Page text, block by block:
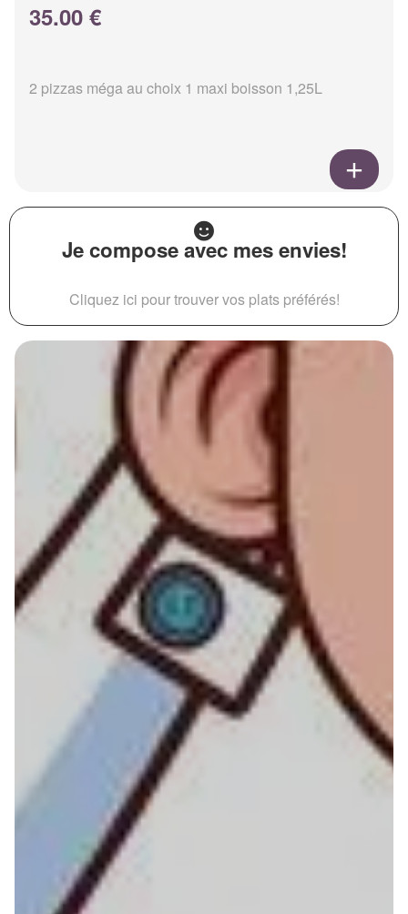
35.00 €
2 pizzas méga au choix 1 maxi boisson 1,25L
Je compose avec mes envies!
Cliquez ici pour trouver vos plats préférés!